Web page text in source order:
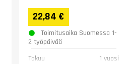
22,84 €
Toimitusaika Suomessa 1-
2 työpäivää
Takuu
1 vuosi